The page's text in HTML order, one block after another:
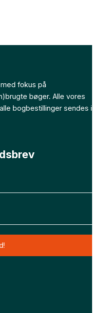
fokus på
bøger. Alle vores
bogbestillinger sendes i